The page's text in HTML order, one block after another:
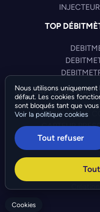
TOP
TOP CAPTEURS
CAPTEUR PRESS
CAPTEUR
CAPTEUR
©Bresch SAS -
Préférences de
Cookies
Nous utilisons
défaut. Les cookies
sont bloqués tant que
Voir la politique cookies
Tout refuser